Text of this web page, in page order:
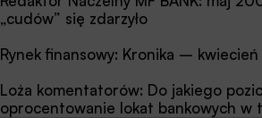
„cudów” się zdarzyło
Rynek finansowy: Kronika –
Loża komentatorów: Do jakiego
oprocentowanie lokat bankowych w